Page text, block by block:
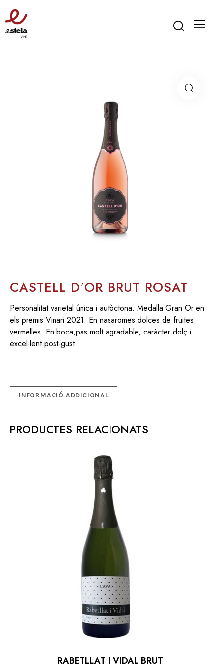
CASTELL D’OR BRUT ROSAT
Personalitat varietal única i autòctona. Medalla Gran Or en
els premis Vinari 2021. En nasaromes dolces de fruites
vermelles. En boca,pas molt agradable, caràcter dolç i
excel·lent post-gust.
INFORMACIÓ ADDICIONAL
PRODUCTES RELACIONATS
RABETLLAT I VIDAL BRUT